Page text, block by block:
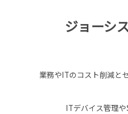
ジョーシ
業務やITのコスト削減と
ITデバイス管理や